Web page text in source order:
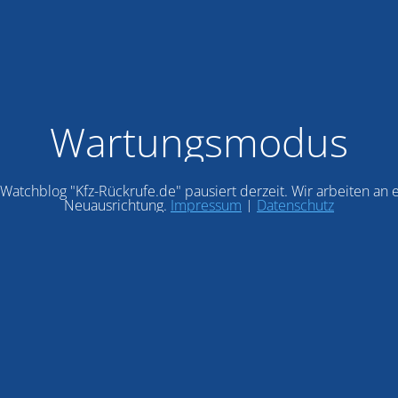
Wartungsmodus
"Kfz-Rückrufe.de" pausiert derzeit. Wir arbeiten an
Neuausrichtung. Impressum | Datenschutz